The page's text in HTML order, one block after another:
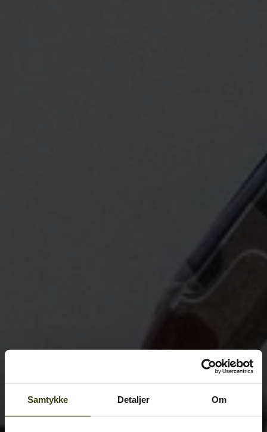
Samtykke Detaljer Om